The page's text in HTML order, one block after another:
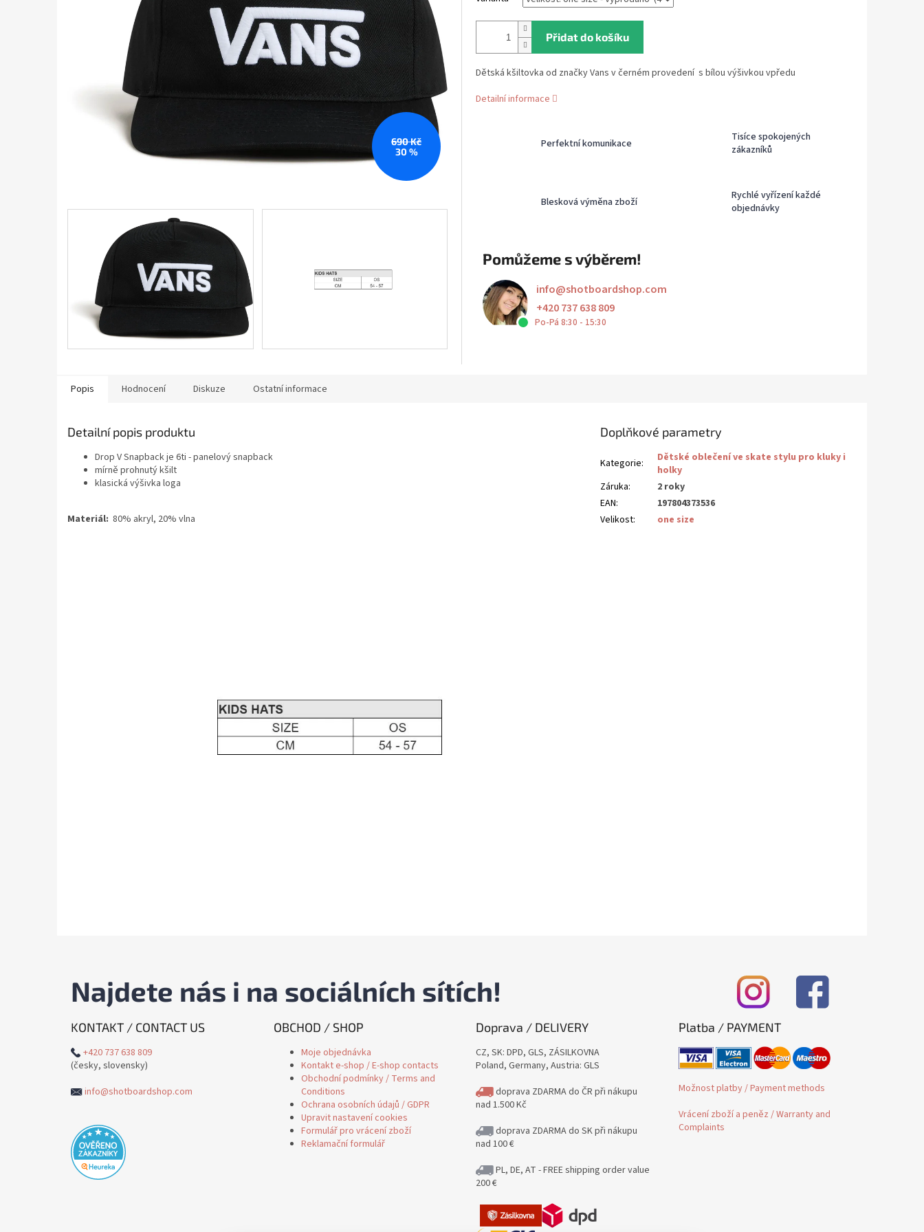
690 Kč
30 %
Přidat do košíku
Dětská kšiltovka od značky Vans v černém provedení s bílou výšivkou vpředu
Detailní informace
Perfektní komunikace
Tisíce spokojených
zákazníků
Blesková výměna zboží
Rychlé vyřízení každé
objednávky
Pomůžeme s výběrem!
info@shotboardshop.com
+420 737 638 809
Po-Pá 8:30 - 15:30
Popis Hodnocení Diskuze Ostatní informace
Detailní popis produktu
Drop V Snapback je 6ti - panelový snapback
mírně prohnutý kšilt
klasická výšivka loga
Materiál: 80% akryl, 20% vlna
Doplňkové parametry
Kategorie:
Dětské oblečení ve skate stylu pro kluky i
holky
Záruka:
2 roky
EAN:
197804373536
Velikost: one size
Najdete nás i na sociálních sítích!
KONTAKT / CONTACT US
+420 737 638 809
(česky, slovensky)
info@shotboardshop.com
OBCHOD / SHOP
Moje objednávka
Kontakt e-shop / E-shop contacts
Obchodní podmínky / Terms and
Conditions
Ochrana osobních údajů / GDPR
Upravit nastavení cookies
Formulář pro vrácení zboží
Reklamační formulář
Doprava / DELIVERY
CZ, SK: DPD, GLS, ZÁSILKOVNA
Poland, Germany, Austria: GLS
doprava ZDARMA do ČR při nákupu
nad 1.500 Kč
doprava ZDARMA do SK při nákupu
nad 100 €
PL, DE, AT - FREE shipping order value
200 €
Platba / PAYMENT
Možnost platby / Payment methods
Vrácení zboží a peněz / Warranty and
Complaints